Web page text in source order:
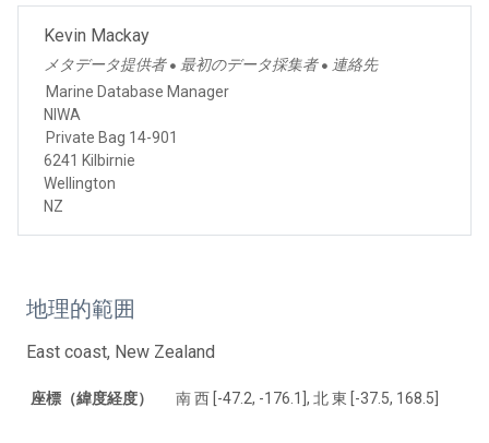
Kevin Mackay
メタデータ提供者 ● 最初のデータ採集者 ● 連絡先
Marine Database Manager
NIWA
Private Bag 14-901
6241 Kilbirnie
Wellington
NZ
地理的範囲
East coast, New Zealand
座標（緯度経度） 南 西 [-47.2, -176.1], 北 東 [-37.5, 168.5]